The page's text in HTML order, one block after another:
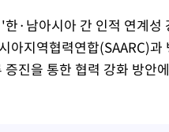
·남아시아 간 인적 연계
아지역협력연합(SAARC)
증진을 통한 협력 강화 방안